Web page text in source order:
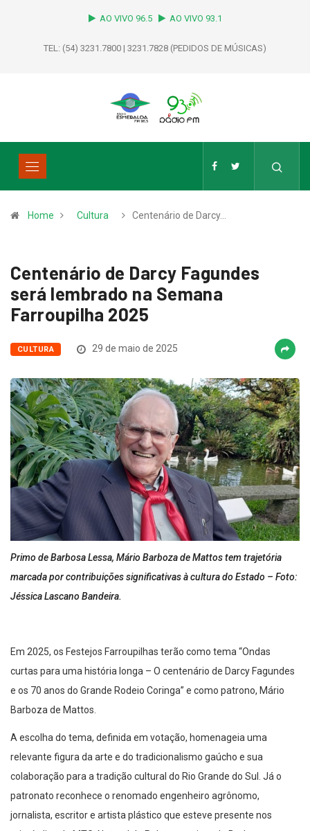
AO VIVO 96.5 AO VIVO 93.1
TEL: (54) 3231.7800 | 3231.7828 (PEDIDOS DE MÚSICAS)
Home Cultura Centenário de Darcy…
Centenário de Darcy Fagundes
será lembrado na Semana
Farroupilha 2025
CULTURA 29 de maio de 2025
Primo de Barbosa Lessa, Mário Barboza de Mattos tem trajetória
marcada por contribuições significativas à cultura do Estado – Foto:
Jéssica Lascano Bandeira.
Em 2025, os Festejos Farroupilhas terão como tema “Ondas
curtas para uma história longa – O centenário de Darcy Fagundes
e os 70 anos do Grande Rodeio Coringa” e como patrono, Mário
Barboza de Mattos.
A escolha do tema, definida em votação, homenageia uma
relevante figura da arte e do tradicionalismo gaúcho e sua
colaboração para a tradição cultural do Rio Grande do Sul. Já o
patronato reconhece o renomado engenheiro agrônomo,
jornalista, escritor e artista plástico que esteve presente nos